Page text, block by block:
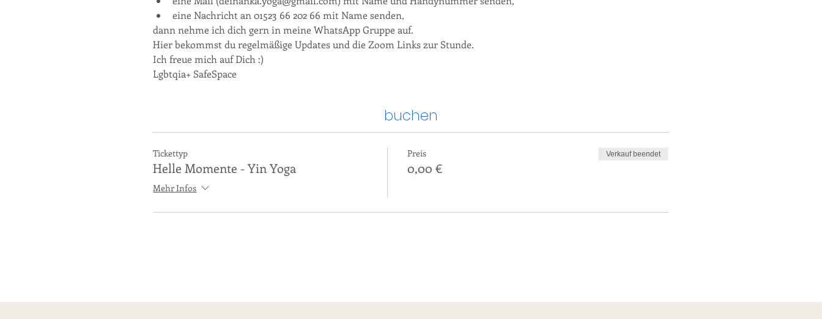
eine Nachricht an 01523 66 202 66 mit Name senden,
dann nehme ich dich gern in meine WhatsApp Gruppe auf.
Hier bekommst du regelmäßige Updates und die Zoom Links zur Stunde.
Ich freue mich auf Dich :)
Lgbtqia+ SafeSpace
buchen
Tickettyp
Helle Momente - Yin Yoga
Mehr Infos
Preis
0,00 €
Verkauf beendet